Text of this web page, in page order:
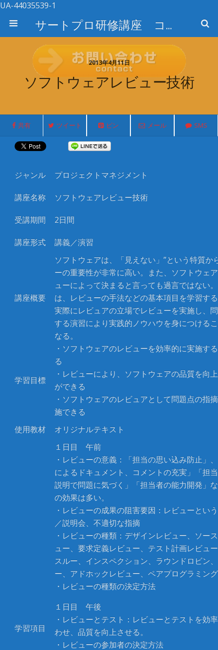
UA-44035539-1
サートプロ研修講座 コース検索
2013年4月11日
ソフトウェアレビュー技術
共有 ツイート ピン メール SMS
ジャンル プロジェクトマネジメント
講座名称 ソフトウェアレビュー技術
受講期間 2日間
講座形式 講義／演習
講座概要
ソフトウェアは、「見えない」 ”という特質か
ーの重要性が非常に高い。また、ソフトウェ
ューによって決まると言っても過言ではない
は、レビューの手法などの基本項目を学習す
実際にレビュアの立場でレビューを実施し、
する演習により実践的ノウハウを身につける
なる。
学習目標
・ソフトウェアのレビューを効率的に実施す
る
・レビューにより、ソフトウェアの品質を向
ができる
・ソフトウェアのレビュアとして問題点の指
施できる
使用教材
オリジナルテキスト
学習項目
１日目 午前
・レビューの意義：「担当の思い込み防止」
によるドキュメント、コメントの充実」「担
説明で問題に気づく」「担当者の能力開発」
の効果は多い。
・レビューの成果の阻害要因：レビューとい
／説明会、不適切な指摘
・レビューの種類：デザインレビュー、ソー
ュー、要求定義レビュー、テスト計画レビュ
スルー、インスペクション、ラウンドロビン
ー、アドホックレビュー、ペアプログラミング
・レビューの種類の決定方法
１日目 午後
・レビューとテスト：レビューとテストを効
わせ、品質を向上させる。
・レビューの参加者の決定方法